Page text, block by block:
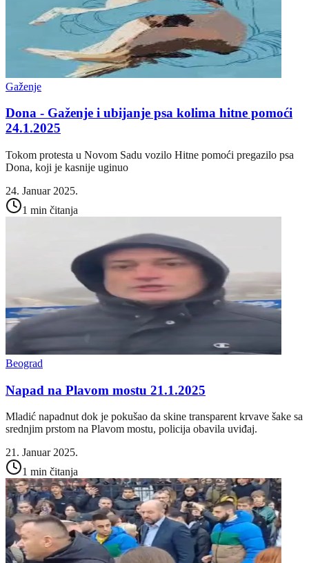
Gaženje
Dona - Gaženje i ubijanje psa kolima hitne pomoći
24.1.2025
Tokom protesta u Novom Sadu vozilo Hitne pomoći pregazilo psa
Dona, koji je kasnije uginuo
24. Januar 2025.
1 min čitanja
Beograd
Napad na Plavom mostu 21.1.2025
Mladić napadnut dok je pokušao da skine transparent krvave šake sa
srednjim prstom na Plavom mostu, policija obavila uviđaj.
21. Januar 2025.
1 min čitanja